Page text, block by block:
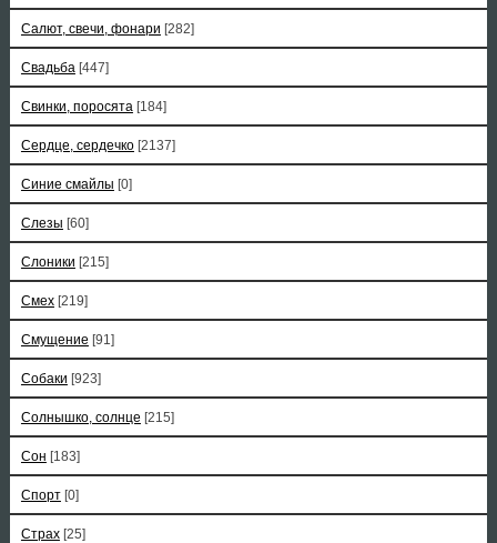
Салют, свечи, фонари [282]
Свадьба [447]
Свинки, поросята [184]
Сердце, сердечко [2137]
Синие смайлы [0]
Слезы [60]
Слоники [215]
Смех [219]
Смущение [91]
Собаки [923]
Солнышко, солнце [215]
Сон [183]
Спорт [0]
Страх [25]